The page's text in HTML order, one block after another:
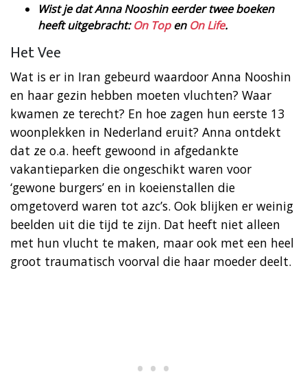
Wist je dat Anna Nooshin eerder twee boeken
heeft uitgebracht:On Topen On Life.
Het Vee
Wat is er in Iran gebeurd waardoor Anna Nooshin
en haar gezin hebben moeten vluchten? Waar
kwamen ze terecht? En hoe zagen hun eerste 13
woonplekken in Nederland eruit? Anna ontdekt
dat ze o.a. heeft gewoond in afgedankte
vakantieparken die ongeschikt waren voor
‘gewone burgers’ en in koeienstallen die
omgetoverd waren tot azc’s. Ook blijken er weinig
beelden uit die tijd te zijn. Dat heeft niet alleen
met hun vlucht te maken, maar ook met een heel
groot traumatisch voorval die haar moeder deelt.